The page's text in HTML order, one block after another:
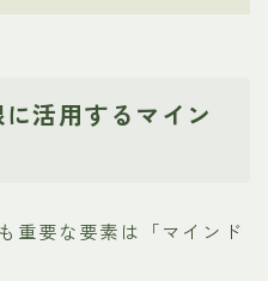
活用するマイン
重要な要素は「マインド